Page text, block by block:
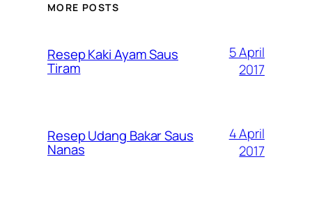
MORE POSTS
Resep Kaki Ayam Saus
Tiram
5 April
2017
Resep Udang Bakar Saus
Nanas
4 April
2017